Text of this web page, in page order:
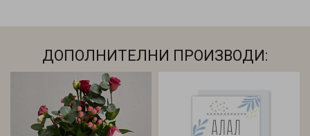
ДОПОЛНИТЕЛНИ ПРОИЗВОДИ: